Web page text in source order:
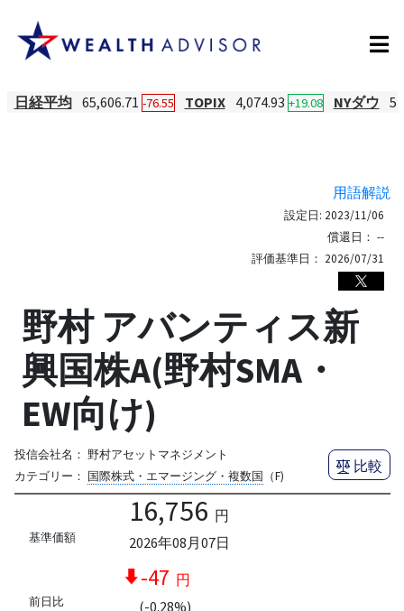
日経平均 65,606.71 -76.55 TOPIX 4,074.93 +19.08 NYダウ
用語解説
設定日: 2023/11/06
償還日： --
評価基準日： 2026/07/31
野村 アバンティス新
興国株A(野村SMA・
EW向け)
投信会社名： 野村アセットマネジメント
カテゴリー： 国際株式・エマージング・複数国 （F)
比較
基準価額
16,756 円
2026年08月07日
前日比
-47 円
(-0.28%)